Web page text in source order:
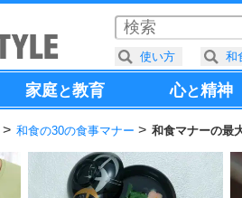
家庭と教育 心と精神
和食の30の食事マナー 和食マナーの最
使い方 和